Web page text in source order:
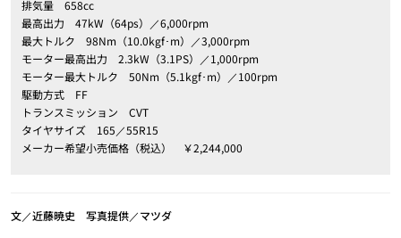
排気量 658cc
最高出力 47kW（64ps）／6,000rpm
最大トルク 98Nm（10.0kgf･m）／3,000rpm
モーター最高出力 2.3kW（3.1PS）／1,000rpm
モーター最大トルク 50Nm（5.1kgf･m）／100rpm
駆動方式 FF
トランスミッション CVT
タイヤサイズ 165／55R15
メーカー希望小売価格（税込） ￥2,244,000
文／近藤暁史 写真提供／マツダ